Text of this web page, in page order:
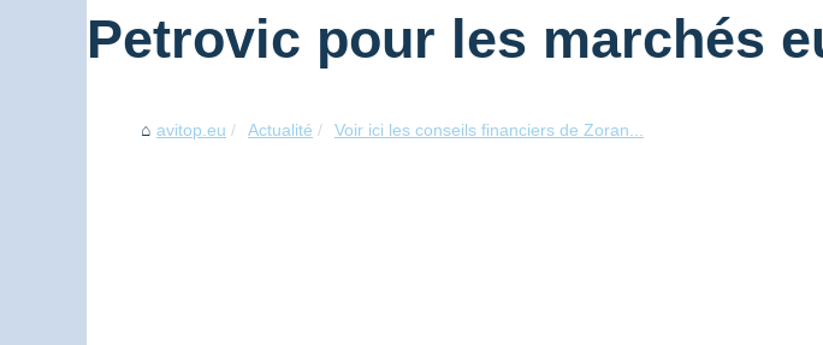
Petrovic pour les marchés
avitop.eu Actualité Voir ici les conseils financiers de Zoran...